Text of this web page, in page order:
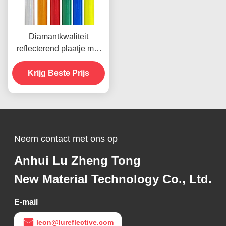
Diamantkwaliteit
reflecterend plaatje met
microprismatische
technologie voor 10 jaar
levensduur
Krijg Beste Prijs
Neem contact met ons op
Anhui Lu Zheng Tong
New Material Technology Co., Ltd.
E-mail
leon@lureflective.com